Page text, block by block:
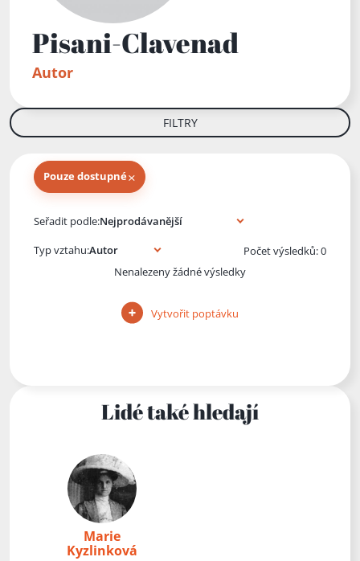
Pisani-Clavenad
Autor
FILTRY
Pouze dostupné×
Seřadit podle:
Typ vztahu:
Počet výsledků: 0
Nenalezeny žádné výsledky
Vytvořit poptávku
Lidé také hledají
Marie
Kyzlinková